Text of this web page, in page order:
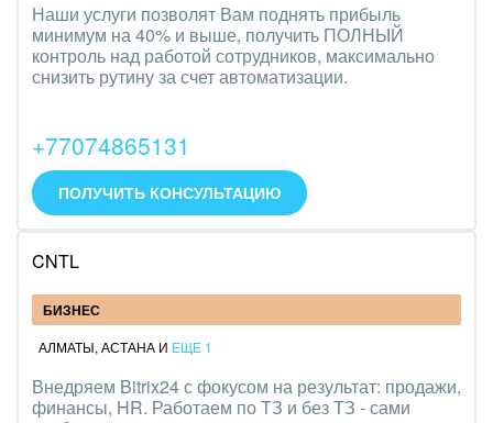
Наши услуги позволят Вам поднять прибыль
минимум на 40% и выше, получить ПОЛНЫЙ
контроль над работой сотрудников, максимально
снизить рутину за счет автоматизации.
+77074865131
ПОЛУЧИТЬ КОНСУЛЬТАЦИЮ
CNTL
БИЗНЕС
АЛМАТЫ, АСТАНА И ЕЩЕ 1
Внедряем Bitrix24 с фокусом на результат: продажи,
финансы, HR. Работаем по ТЗ и без ТЗ - сами